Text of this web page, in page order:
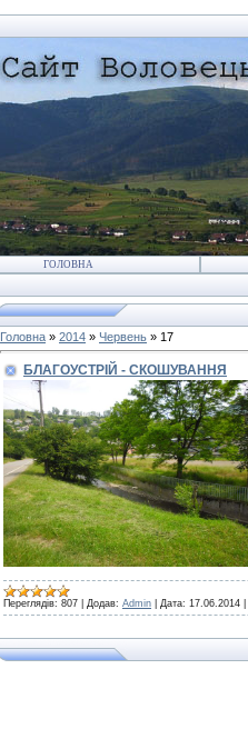
ГОЛОВНА
Головна » 2014 » Червень » 17
БЛАГОУСТРІЙ - СКОШУВАННЯ
Переглядів: 807 Додав: Admin Дата: 17.06.2014